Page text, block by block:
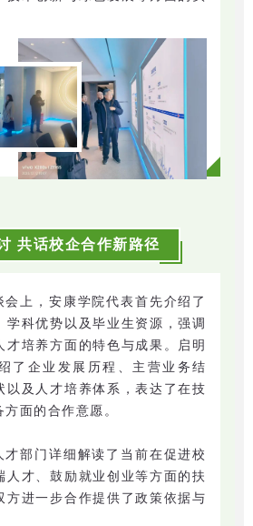
共话校企合作新路径
上，安康学院代表首先介绍了
学科优势以及毕业生资源，强调
才培养方面的特色与成果。启明
了企业发展历程、主营业务结
以及人才培养体系，表达了在技
面的合作意愿。
部门详细解读了当前在促进校
人才、鼓励就业创业等方面的扶
方进一步合作提供了政策依据与